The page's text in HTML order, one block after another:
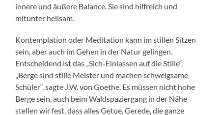
innere und äußere Balance. Sie sind hilfreich und
mitunter heilsam.
Kontemplation oder Meditation kann im stillen Sitzen
sein, aber auch im Gehen in der Natur gelingen.
Entscheidend ist das „Sich-Einlassen auf die Stille“.
„Berge sind stille Meister und machen schweigsame
Schüler“, sagte J.W. von Goethe. Es müssen nicht hohe
Berge sein, auch beim Waldspaziergang in der Nähe
stellen wir fest, dass alles Getue, Gerede, die ganze